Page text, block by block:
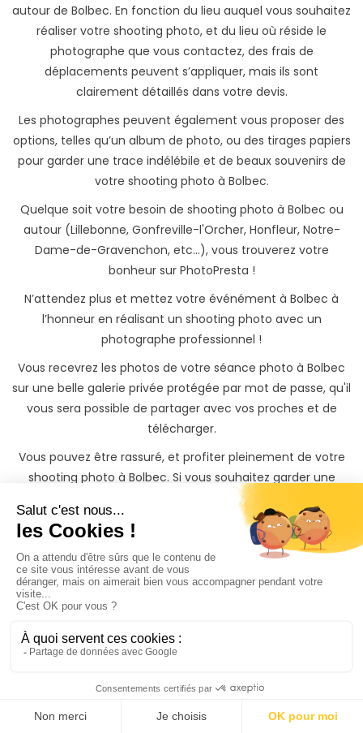
autour de Bolbec. En fonction du lieu auquel vous souhaitez
réaliser votre shooting photo, et du lieu où réside le
photographe que vous contactez, des frais de
déplacements peuvent s’appliquer, mais ils sont
clairement détaillés dans votre devis.
Les photographes peuvent également vous proposer des
options, telles qu’un album de photo, ou des tirages papiers
pour garder une trace indélébile et de beaux souvenirs de
votre shooting photo à Bolbec.
Quelque soit votre besoin de shooting photo à Bolbec ou
autour (Lillebonne, Gonfreville-l'Orcher, Honfleur, Notre-
Dame-de-Gravenchon, etc...), vous trouverez votre
bonheur sur PhotoPresta !
N’attendez plus et mettez votre événément à Bolbec à
l’honneur en réalisant un shooting photo avec un
photographe professionnel !
Vous recevrez les photos de votre séance photo à Bolbec
sur une belle galerie privée protégée par mot de passe, qu'il
vous sera possible de partager avec vos proches et de
télécharger.
Vous pouvez être rassuré, et profiter pleinement de votre
shooting photo à Bolbec. Si vous souhaitez garder une
trace inoubliable de votre shooting, il vous sera également
possible de commander des tirages photos papiers à des
tarifs préférentiels directement depuis votre galerie photo
privée.
Trouvez rapidement un
Photographe à Bolbec
même si vous n'avez
le temps de chercher
3 façons s'offrent à vous sur PhotoPresta pour trouver